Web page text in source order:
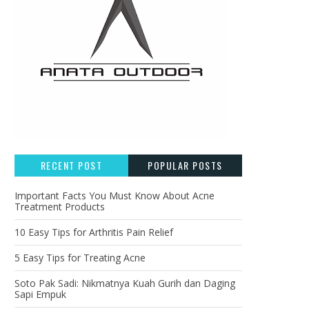
RECENT POST POPULAR POSTS
Important Facts You Must Know About Acne
Treatment Products
10 Easy Tips for Arthritis Pain Relief
5 Easy Tips for Treating Acne
Soto Pak Sadi: Nikmatnya Kuah Gurih dan Daging
Sapi Empuk